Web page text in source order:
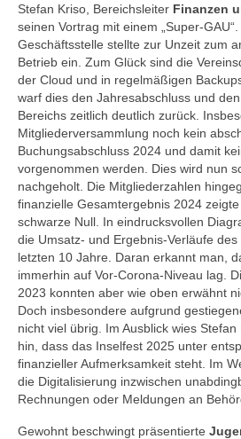
Stefan Kriso, Bereichsleiter Finanzen
seinen Vortrag mit einem „Super-
Geschäftsstelle stellte zur Unzeit zum
Betrieb ein. Zum Glück sind die
der Cloud und in regelmäßigen
warf dies den Jahresabschluss und
Bereichs zeitlich deutlich zurück.
Mitgliederversammlung noch kein
Buchungsabschluss 2024 und damit
vorgenommen werden. Dies wird nun
nachgeholt. Die Mitgliederzahlen
finanzielle Gesamtergebnis 2024
schwarze Null. In eindrucksvollen
die Umsatz- und Ergebnis-Verläufe
letzten 10 Jahre. Daran erkannt man,
immerhin auf Vor-Corona-Niveau lag.
2023 konnten aber wie oben erwähnt
Doch insbesondere aufgrund
nicht viel übrig. Im Ausblick wies
hin, dass das Inselfest 2025 unter
finanzieller Aufmerksamkeit steht. Im
die Digitalisierung inzwischen
Rechnungen oder Meldungen an
Gewohnt beschwingt präsentierte